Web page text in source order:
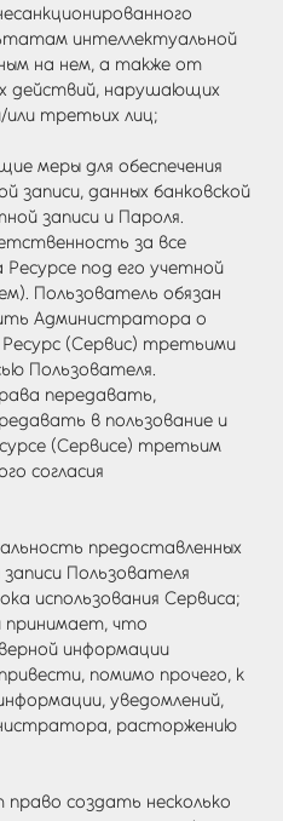
интеллектуальной
на нем, а также от
действий, нарушающих
третьих лиц;
меры для обеспечения
записи, данных банковской
записи и Пароля.
за все
под его учетной
Пользователь обязан
Администратора о
(Сервис) третьими
Пользователя.
передавать,
в пользование и
(Сервисе) третьим
согласия
предоставленных
Пользователя
использования Сервиса;
принимает, что
информации
помимо прочего, к
уведомлений,
расторжению
создать несколько